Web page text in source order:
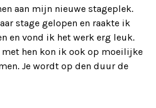
aan mijn nieuwe stageplek.
stage gelopen en raakte ik
en vond ik het werk erg leuk.
hen kon ik ook op moeilijke
Je wordt op den duur de